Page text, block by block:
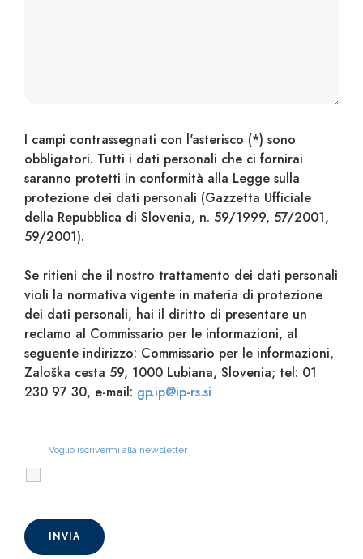
I campi contrassegnati con l'asterisco (*) sono
obbligatori. Tutti i dati personali che ci fornirai
saranno protetti in conformità alla Legge sulla
protezione dei dati personali (Gazzetta Ufficiale
della Repubblica di Slovenia, n. 59/1999, 57/2001,
59/2001).
Se ritieni che il nostro trattamento dei dati personali
violi la normativa vigente in materia di protezione
dei dati personali, hai il diritto di presentare un
reclamo al Commissario per le informazioni, al
seguente indirizzo: Commissario per le informazioni,
Zaloška cesta 59, 1000 Lubiana, Slovenia; tel: 01
230 97 30, e-mail: gp.ip@ip-rs.si
Voglio iscrivermi alla newsletter